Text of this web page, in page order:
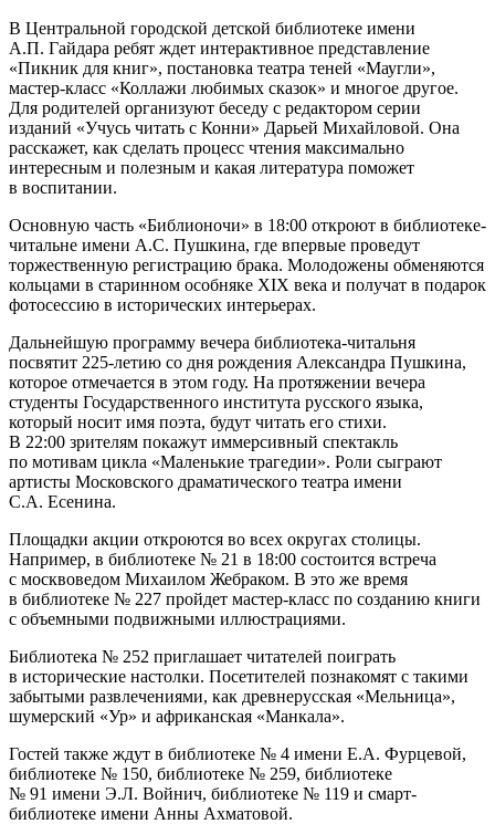
В Центральной городской детской библиотеке имени
А.П. Гайдара ребят ждет интерактивное представление
«Пикник для книг», постановка театра теней «Маугли»,
мастер-класс «Коллажи любимых сказок» и многое другое.
Для родителей организуют беседу с редактором серии
изданий «Учусь читать с Конни» Дарьей Михайловой. Она
расскажет, как сделать процесс чтения максимально
интересным и полезным и какая литература поможет
в воспитании.
Основную часть «Библионочи» в 18:00 откроют в библиотеке-
читальне имени А.С. Пушкина, где впервые проведут
торжественную регистрацию брака. Молодожены обменяются
кольцами в старинном особняке XIX века и получат в подарок
фотосессию в исторических интерьерах.
Дальнейшую программу вечера библиотека-читальня
посвятит 225-летию со дня рождения Александра Пушкина,
которое отмечается в этом году. На протяжении вечера
студенты Государственного института русского языка,
который носит имя поэта, будут читать его стихи.
В 22:00 зрителям покажут иммерсивный спектакль
по мотивам цикла «Маленькие трагедии». Роли сыграют
артисты Московского драматического театра имени
С.А. Есенина.
Площадки акции откроются во всех округах столицы.
Например, в библиотеке № 21 в 18:00 состоится встреча
с москвоведом Михаилом Жебраком. В это же время
в библиотеке № 227 пройдет мастер-класс по созданию книги
с объемными подвижными иллюстрациями.
Библиотека № 252 приглашает читателей поиграть
в исторические настолки. Посетителей познакомят с такими
забытыми развлечениями, как древнерусская «Мельница»,
шумерский «Ур» и африканская «Манкала».
Гостей также ждут в библиотеке № 4 имени Е.А. Фурцевой,
библиотеке № 150, библиотеке № 259, библиотеке
№ 91 имени Э.Л. Войнич, библиотеке № 119 и смарт-
библиотеке имени Анны Ахматовой.